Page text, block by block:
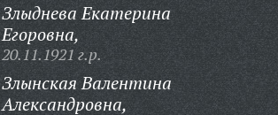
Злыднева Екатерина
Егоровна,
20.11.1921 г.р.
Злынская Валентина
Александровна,